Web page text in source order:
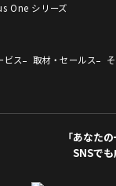
One シリーズ
ビス 取材・セールス
「あなた
SNSで